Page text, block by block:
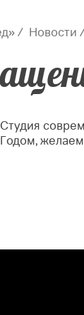
Новости
Студия
Годом, желаем